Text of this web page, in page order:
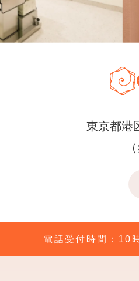
東京都港
電話受付時間：10